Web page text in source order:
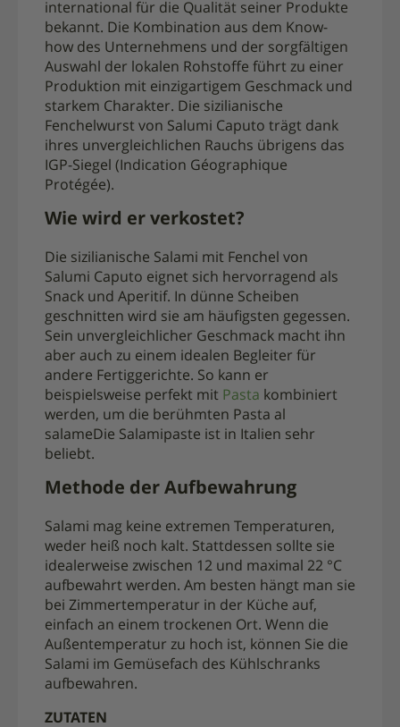
international für die Qualität seiner Produkte
bekannt. Die Kombination aus dem Know-
how des Unternehmens und der sorgfältigen
Auswahl der lokalen Rohstoffe führt zu einer
Produktion mit einzigartigem Geschmack und
starkem Charakter. Die sizilianische
Fenchelwurst von Salumi Caputo trägt dank
ihres unvergleichlichen Rauchs übrigens das
IGP-Siegel (Indication Géographique
Protégée).
Wie wird er verkostet?
Die sizilianische Salami mit Fenchel von
Salumi Caputo eignet sich hervorragend als
Snack und Aperitif. In dünne Scheiben
geschnitten wird sie am häufigsten gegessen.
Sein unvergleichlicher Geschmack macht ihn
aber auch zu einem idealen Begleiter für
andere Fertiggerichte. So kann er
beispielsweise perfekt mit Pasta kombiniert
werden, um die berühmten Pasta al
salame Die Salamipaste ist in Italien sehr
beliebt.
Methode der Aufbewahrung
Salami mag keine extremen Temperaturen,
weder heiß noch kalt. Stattdessen sollte sie
idealerweise zwischen 12 und maximal 22 °C
aufbewahrt werden. Am besten hängt man sie
bei Zimmertemperatur in der Küche auf,
einfach an einem trockenen Ort. Wenn die
Außentemperatur zu hoch ist, können Sie die
Salami im Gemüsefach des Kühlschranks
aufbewahren.
ZUTATEN